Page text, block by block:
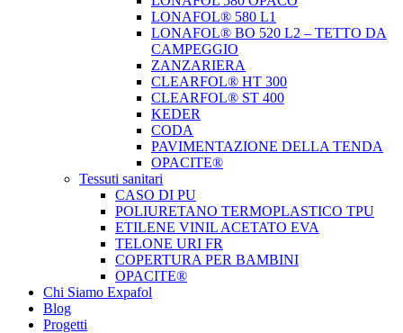
LONAFOL® 580 L1
LONAFOL® BO 520 L2 – TETTO DA
CAMPEGGIO
ZANZARIERA
CLEARFOL® HT 300
CLEARFOL® ST 400
KEDER
CODA
PAVIMENTAZIONE DELLA TENDA
OPACITE®
Tessuti sanitari
CASO DI PU
POLIURETANO TERMOPLASTICO TPU
ETILENE VINIL ACETATO EVA
TELONE URI FR
COPERTURA PER BAMBINI
OPACITE®
Chi Siamo Expafol
Blog
Progetti